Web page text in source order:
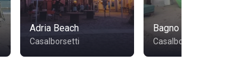
Adria Beach
Casalborsetti
Bagno Romeo
Casalborsetti